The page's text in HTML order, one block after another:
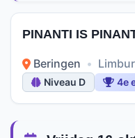
PINANTI IS
Beringen •
Niveau D 4e